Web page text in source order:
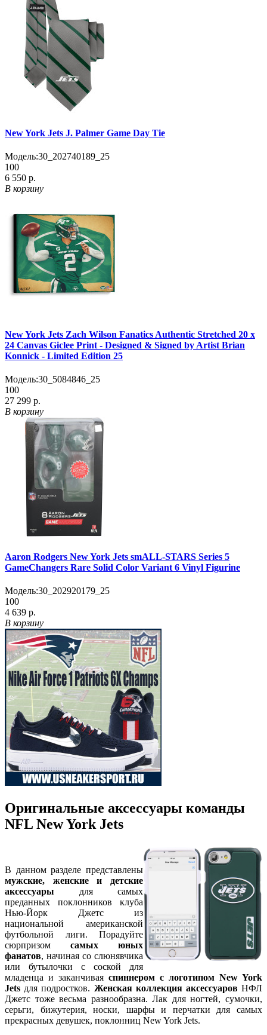
New York Jets J. Palmer Game Day Tie
Модель:30_202740189_25
100
6 550 р.
В корзину
New York Jets Zach Wilson Fanatics Authentic Stretched 20 x
24 Canvas Giclee Print - Designed & Signed by Artist Brian
Konnick - Limited Edition 25
Модель:30_5084846_25
100
27 299 р.
В корзину
Aaron Rodgers New York Jets smALL-STARS Series 5
GameChangers Rare Solid Color Variant 6 Vinyl Figurine
Модель:30_202920179_25
100
4 639 р.
В корзину
Оригинальные аксессуары команды
NFL New York Jets
В данном разделе представлены
мужские, женские и детские
аксессуары для самых
преданных поклонников клуба
Нью-Йорк Джетс из
национальной американской
футбольной лиги. Порадуйте
сюрпризом самых юных
фанатов, начиная со слюнявчика
или бутылочки с соской для
младенца и заканчивая спиннером с логотипом New York
Jets для подростков. Женская коллекция аксессуаровНФЛ
Джетс тоже весьма разнообразна. Лак для ногтей, сумочки,
серьги, бижутерия, носки, шарфы и перчатки для самых
прекрасных девушек, поклонниц New York Jets.